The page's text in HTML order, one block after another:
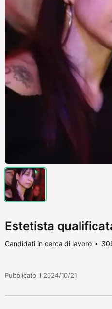
Estetista
Candidati in cerca di lavoro
Pubblicato il 2024/10/21